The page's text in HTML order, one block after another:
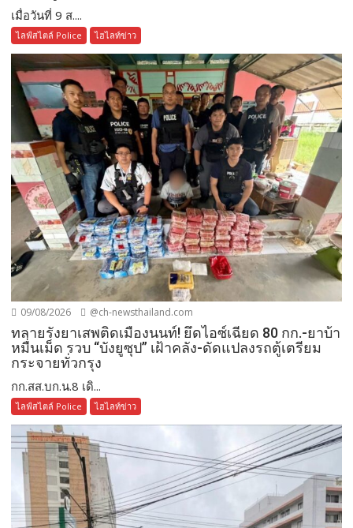
เมื่อวันที่ 9 ส....
ไลฟ์สไตล์ Police ไฮไลท์ข่าว
09/08/2026 @ch-newsthailand.com
ทลายรังยาเสพติดเมืองนนท์! ยึดไอซ์เฉียด 80 กก.-ยาบ้า
หมื่นเม็ด รวบ “บังยูซุป” เฝ้าคลัง-ดัดแปลงรถตู้เตรียม
กระจายทั่วกรุง
กก.สส.บก.น.8 เดิ...
ไลฟ์สไตล์ Police ไฮไลท์ข่าว